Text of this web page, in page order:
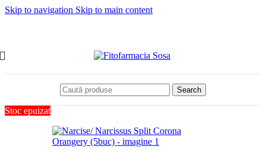
Skip to navigation Skip to main content
Search
Stoc epuizat